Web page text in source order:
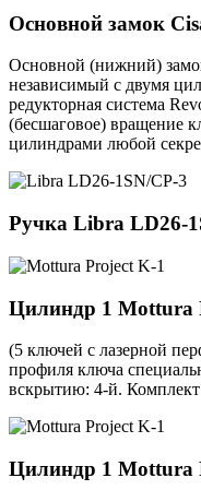
Основной замок
Основной (нижний)
независимый с двумя
редукторная система
(бесшаговое) вращение
цилиндрами любой
Ручка Libra LD26-
Цилиндр 1 Mottura
(5 ключей с лазерной
профиля ключа
вскрытию: 4-й.
Цилиндр 1 Mottura